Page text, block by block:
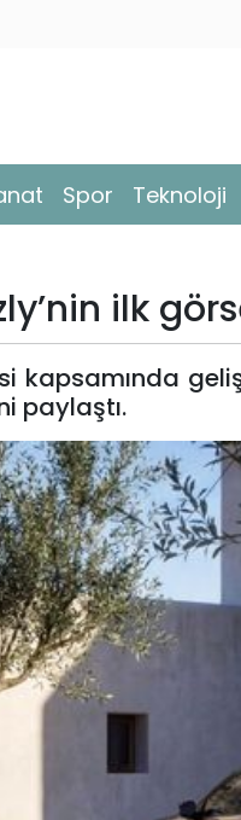
Spor Teknoloji
ilk
kapsamında
paylaştı.